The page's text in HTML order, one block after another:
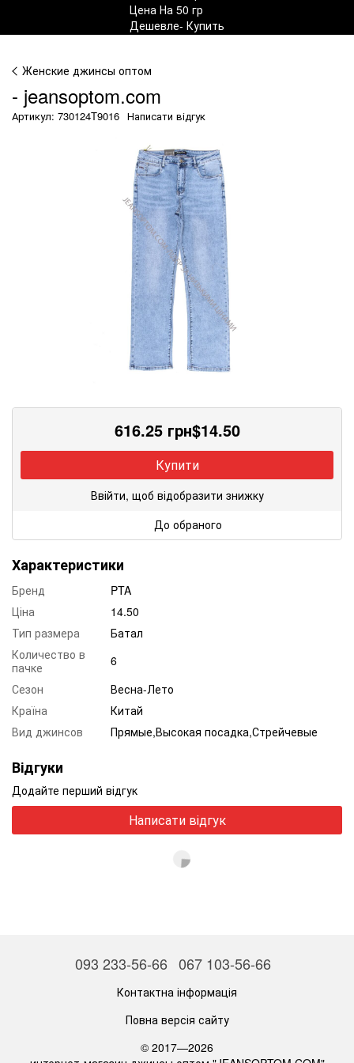
Женские джинсы оптом
- jeansoptom.com
Артикул: 730124T9016 Написати відгук
616.25грн$14.50
Купити
Ввійти, щоб відобразити знижку
До обраного
Характеристики
Бренд
PTA
Ціна
14.50
Тип размера
Батал
Количество в
пачке
6
Сезон
Весна-Лето
Країна
Китай
Вид джинсов
Прямые,Высокая посадка,Стрейчевые
Відгуки
Додайте перший відгук
Написати відгук
093 233-56-66 067 103-56-66
Контактна інформація
Повна версія сайту
© 2017—2026